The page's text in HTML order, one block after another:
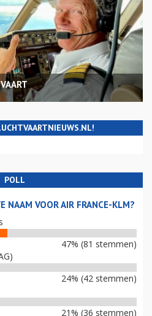
POLL
NAAM VOOR AIR FRANCE-KLM?
47% (81 stemmen)
24% (42 stemmen)
21% (36 stemmen)